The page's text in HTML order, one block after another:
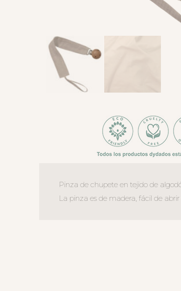
Pinza de chupete en tejido de
La pinza es de madera, fácil de